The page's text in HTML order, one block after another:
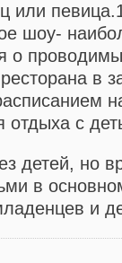
или
шоу-
о
в
отдыха с
детей, но
в
и